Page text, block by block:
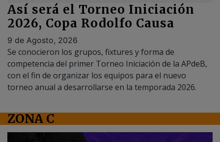
9 de Agosto, 2026
Se conocieron los grupos, fixtures y forma de
competencia del primer Torneo Iniciación de la APdeB,
con el fin de organizar los equipos para el nuevo
torneo anual a desarrollarse en la temporada 2026.
ZONA C